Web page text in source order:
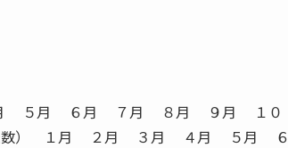
月 ５月 ６月 ７月 ８月 ９月 １０
数） １月 ２月 ３月 ４月 ５月 ６